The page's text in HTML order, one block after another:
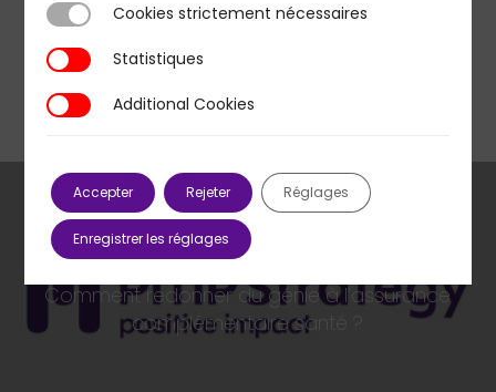
Previous Post
Comment redonner du génie à l’assurance
complémentaire santé ?
Cookies strictement nécessaires
Cookies strictement nécessaires
StatistiquesStatistiques
Additional Cookies
Additional Cookies
Accepter Rejeter Réglages
Enregistrer les réglages